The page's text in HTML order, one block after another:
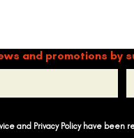
and promotions by
and Privacy Policy have been